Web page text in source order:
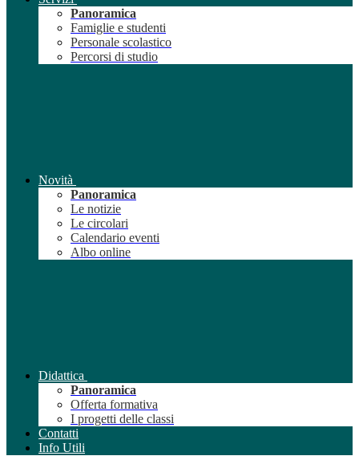
Panoramica
Famiglie e studenti
Personale scolastico
Percorsi di studio
Novità
Panoramica
Le notizie
Le circolari
Calendario eventi
Albo online
Didattica
Panoramica
Offerta formativa
I progetti delle classi
Contatti
Info Utili